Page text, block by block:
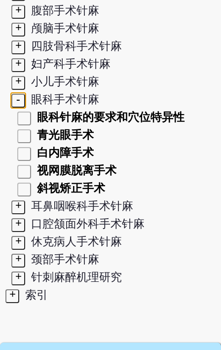
+
腹部手术针麻
+
颅脑手术针麻
+
四肢骨科手术针麻
+
妇产科手术针麻
+
小儿手术针麻
-
眼科手术针麻
眼科针麻的要求和穴位特异性
青光眼手术
白内障手术
视网膜脱离手术
斜视矫正手术
+
耳鼻咽喉科手术针麻
+
口腔颔面外科手术针麻
+
休克病人手术针麻
+
颈部手术针麻
+
针刺麻醉机理研究
+
索引